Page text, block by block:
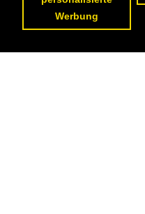
Werbung